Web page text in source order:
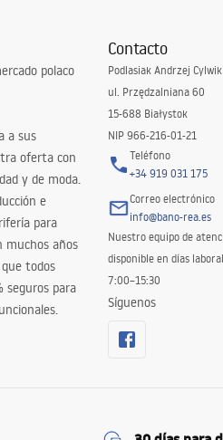
polaco
a sus
oferta con
y de moda.
e
para
muchos años
todos
seguros para
Contacto
Podlasiak Andrzej
ul. Przędzalniana 60
15-688 Białystok
NIP 966-216-01-21
Teléfono
+34 919 031 175
Correo electrónico
info@bano-rea.es
Nuestro equipo de
disponible en días
7:00–15:30
Síguenos